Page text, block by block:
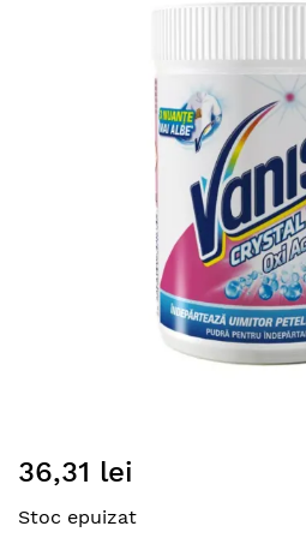
to
beginning
36,31 lei
Stoc epuizat